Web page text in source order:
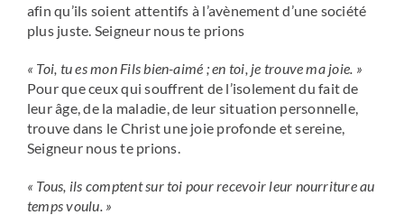
afin qu’ils soient attentifs à l’avènement d’une société
plus juste. Seigneur nous te prions
« Toi, tu es mon Fils bien-aimé ; en toi, je trouve ma joie. »
Pour que ceux qui souffrent de l’isolement du fait de
leur âge, de la maladie, de leur situation personnelle,
trouve dans le Christ une joie profonde et sereine,
Seigneur nous te prions.
« Tous, ils comptent sur toi pour recevoir leur nourriture au
temps voulu. »